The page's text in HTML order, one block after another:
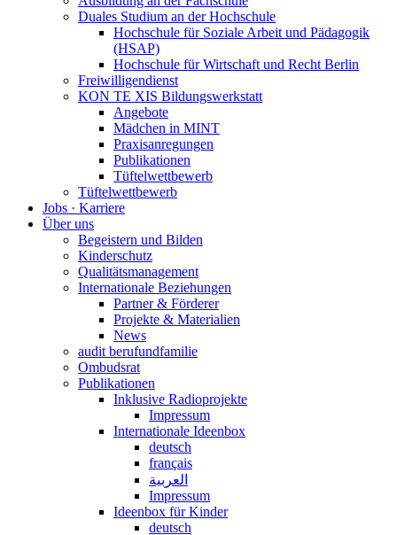
Duales Studium an der Hochschule
Hochschule für Soziale Arbeit und Pädagogik
(HSAP)
Hochschule für Wirtschaft und Recht Berlin
Freiwilligendienst
KON TE XIS Bildungswerkstatt
Angebote
Mädchen in MINT
Praxisanregungen
Publikationen
Tüftelwettbewerb
Tüftelwettbewerb
Jobs · Karriere
Über uns
Begeistern und Bilden
Kinderschutz
Qualitätsmanagement
Internationale Beziehungen
Partner & Förderer
Projekte & Materialien
News
audit berufundfamilie
Ombudsrat
Publikationen
Inklusive Radioprojekte
Impressum
Internationale Ideenbox
deutsch
français
العربية
Impressum
Ideenbox für Kinder
deutsch